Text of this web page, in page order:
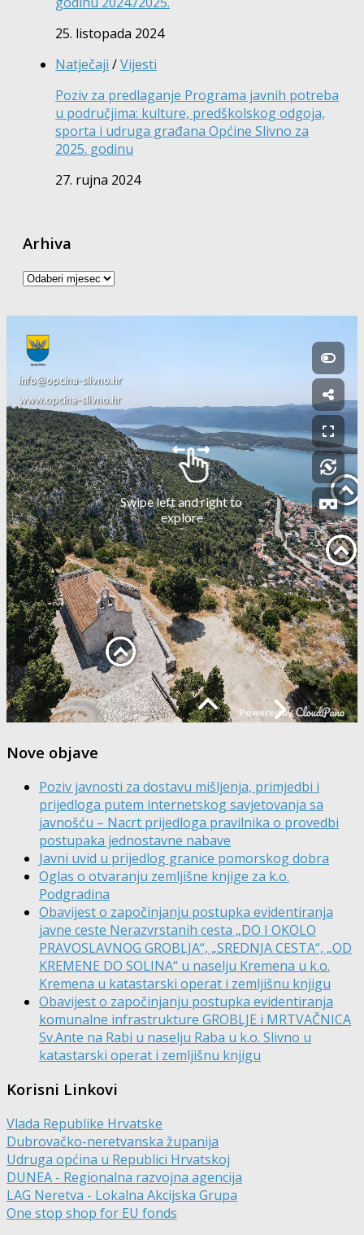
25. listopada 2024
Natječaji /Vijesti
Poziv za predlaganje Programa javnih potreba
u područjima: kulture, predškolskog odgoja,
sporta i udruga građana Općine Slivno za
2025. godinu
27. rujna 2024
Arhiva
Arhiva
Nove objave
Poziv javnosti za dostavu mišljenja, primjedbi i
prijedloga putem internetskog savjetovanja sa
javnošću – Nacrt prijedloga pravilnika o provedbi
postupaka jednostavne nabave
Javni uvid u prijedlog granice pomorskog dobra
Oglas o otvaranju zemljišne knjige za k.o.
Podgradina
Obavijest o započinjanju postupka evidentiranja
javne ceste Nerazvrstanih cesta „DO I OKOLO
PRAVOSLAVNOG GROBLJA“, „SREDNJA CESTA“, „OD
KREMENE DO SOLINA“ u naselju Kremena u k.o.
Kremena u katastarski operat i zemljišnu knjigu
Obavijest o započinjanju postupka evidentiranja
komunalne infrastrukture GROBLJE i MRTVAČNICA
Sv.Ante na Rabi u naselju Raba u k.o. Slivno u
katastarski operat i zemljišnu knjigu
Korisni Linkovi
Vlada Republike Hrvatske
Dubrovačko-neretvanska županija
Udruga općina u Republici Hrvatskoj
DUNEA - Regionalna razvojna agencija
LAG Neretva - Lokalna Akcijska Grupa
One stop shop for EU fonds